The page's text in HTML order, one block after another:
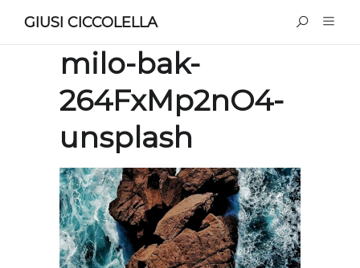
GIUSI CICCOLELLA
milo-bak-
264FxMp2nO4-
unsplash